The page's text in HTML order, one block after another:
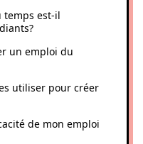
temps est-il
un emploi du
utiliser pour créer
de mon emploi